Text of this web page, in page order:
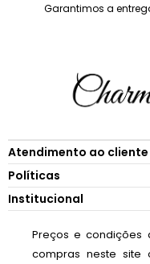
Garantimos a
Atendimento ao cliente
Políticas
Institucional
Preços e condições
compras neste site